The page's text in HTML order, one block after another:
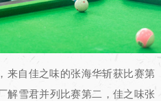
来自佳之味的张海华斩获比赛第
解雪君并列比赛第二，佳之味张